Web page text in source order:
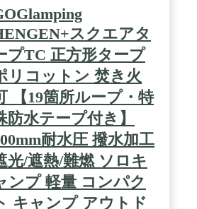
あります。 また、仕様・デザイン
なく変更することがあります。 /
しの方に] ウイングタープ ヘキサ
プ スクエアタープ タープテント
カビ T/C TC ポリコットン 焚き
ンプファイヤー 選べるポールセ
紫外線
スクエアタ
プTC 正方形タープ
リコットン 焚き火
【19箇所ループ・特
防水テープ付き】
耐水圧 撥水加工
光/遮熱/難燃 ソロキ
ンプ 軽量 コンパク
キャンプ アウトド